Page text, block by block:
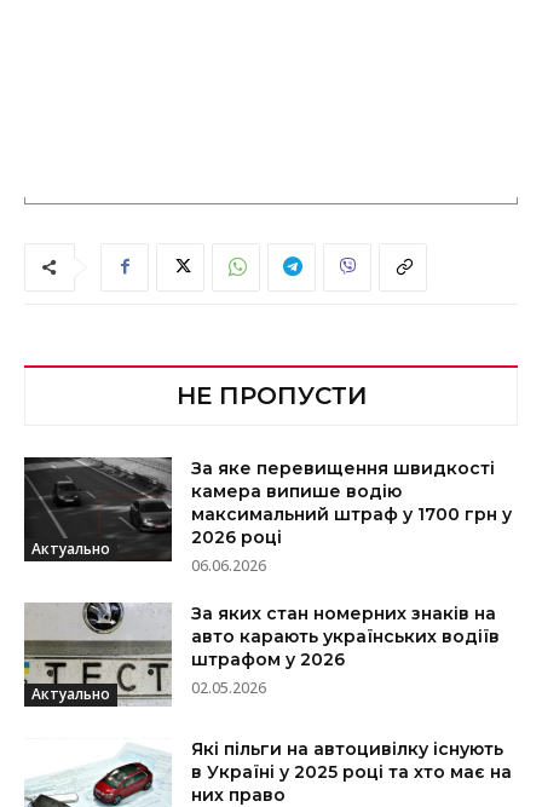
НЕ ПРОПУСТИ
Актуально
За яке перевищення швидкості
камера випише водію
максимальний штраф у 1700 грн у
2026 році
06.06.2026
Актуально
За яких стан номерних знаків на
авто карають українських водіїв
штрафом у 2026
02.05.2026
Які пільги на автоцивілку існують
в Україні у 2025 році та хто має на
них право